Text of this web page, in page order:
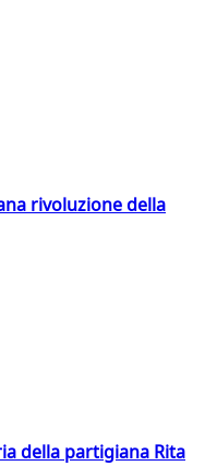
rivoluzione della
della partigiana Rita